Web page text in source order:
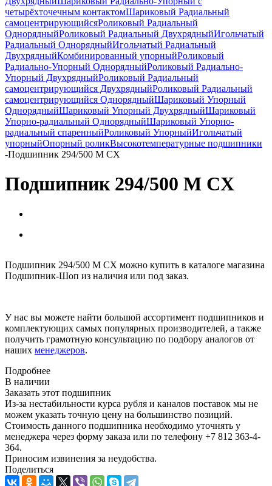
четырёхточечным контактомШариковый Радиальный
самоцентрирующийсяРоликовый Радиальный
ОднорядныйРоликовый Радиальный ДвухрядныйИгольчатый
Радиальный ОднорядныйИгольчатый Радиальный
ДвухрядныйКомбинированный упорныйРоликовый
Радиально-Упорный ОднорядныйРоликовый Радиально-
Упорный ДвухрядныйРоликовый Радиальный
самоцентрирующийся ДвухрядныйРоликовый Радиальный
самоцентрирующийся ОднорядныйШариковый Упорный
ОднорядныйШариковый Упорный ДвухрядныйШариковый
Упорно-радиальный ОднорядныйШариковый Упорно-
радиальный спаренныйРоликовый УпорныйИгольчатый
упорныйОпорный роликВысокотемпературные подшипники
-Подшипник 294/500 M CX
Подшипник 294/500 M CX
Подшипник 294/500 M CX можно купить в каталоге магазина
Подшипник-Шоп из наличия или под заказ.
У нас вы можете найти большой ассортимент подшипников и
комплектующих самых популярных производителей, а также
получить грамотную консультацию по подбору аналогов от
наших менеджеров.
Подробнее
В наличии
Заказать этот подшипник
Из-за нестабильности курса рубля и каналов поставок мы не
можем указать точную цену на большинство позиций.
Стоимость данного подшипника необходимо уточнять у
менеджера через форму заказа или по телефону +7 812 363-4-
364.
Приносим извинения за неудобства.
Поделиться